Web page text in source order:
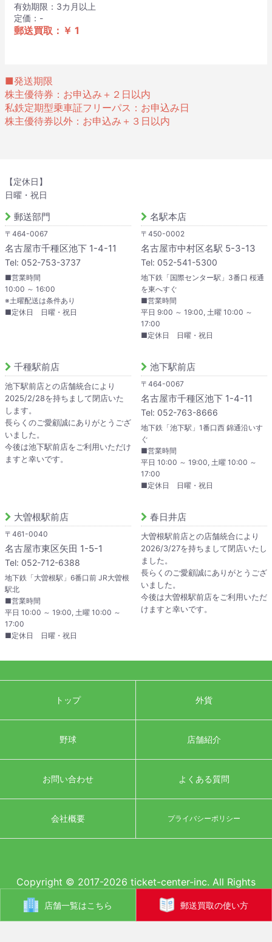
有効期限：3カ月以上
定価：-
郵送買取：￥ 1
■発送期限
株主優待券：お申込み＋２日以内
私鉄定期型乗車証フリーパス：お申込み日
株主優待券以外：お申込み＋３日以内
【定休日】
日曜・祝日
郵送部門
〒464-0067
名古屋市千種区池下 1-4-11
Tel: 052-753-3737
■営業時間
10:00 ～ 16:00
※土曜配送は条件あり
■定休日 日曜・祝日
名駅本店
〒450-0002
名古屋市中村区名駅 5-3-13
Tel: 052-541-5300
地下鉄「国際センター駅」3番口 桜通
を東へすぐ
■営業時間
平日 9:00 ～ 19:00, 土曜 10:00 ～
17:00
■定休日 日曜・祝日
千種駅前店
池下駅前店との店舗統合により
2025/2/28を持ちまして閉店いた
します。
長らくのご愛顧誠にありがとうござ
いました。
今後は池下駅前店をご利用いただけ
ますと幸いです。
池下駅前店
〒464-0067
名古屋市千種区池下 1-4-11
Tel: 052-763-8666
地下鉄「池下駅」1番口西 錦通沿いす
ぐ
■営業時間
平日 10:00 ～ 19:00, 土曜 10:00 ～
17:00
■定休日 日曜・祝日
大曽根駅前店
〒461-0040
名古屋市東区矢田 1-5-1
Tel: 052-712-6388
地下鉄「大曽根駅」6番口前 JR大曽根
駅北
■営業時間
平日 10:00 ～ 19:00, 土曜 10:00 ～
17:00
■定休日 日曜・祝日
春日井店
大曽根駅前店との店舗統合により
2026/3/27を持ちまして閉店いたし
ました。
長らくのご愛顧誠にありがとうござ
いました。
今後は大曽根駅前店をご利用いただ
けますと幸いです。
トップ 外貨
野球 店舗紹介
お問い合わせ よくある質問
会社概要 プライバシーポリシー
Copyright © 2017-2026 ticket-center-inc. All Rights
店舗一覧はこちら 郵送買取の使い方